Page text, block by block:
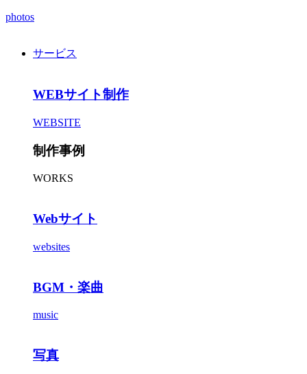
photos
サービス
WEBサイト制作
WEBSITE
制作事例
WORKS
Webサイト
websites
BGM・楽曲
music
写真